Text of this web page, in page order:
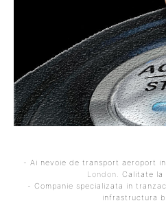
- Ai nevoie de transport aeroport
London . Calitate
- Companie specializata in
infrastructura